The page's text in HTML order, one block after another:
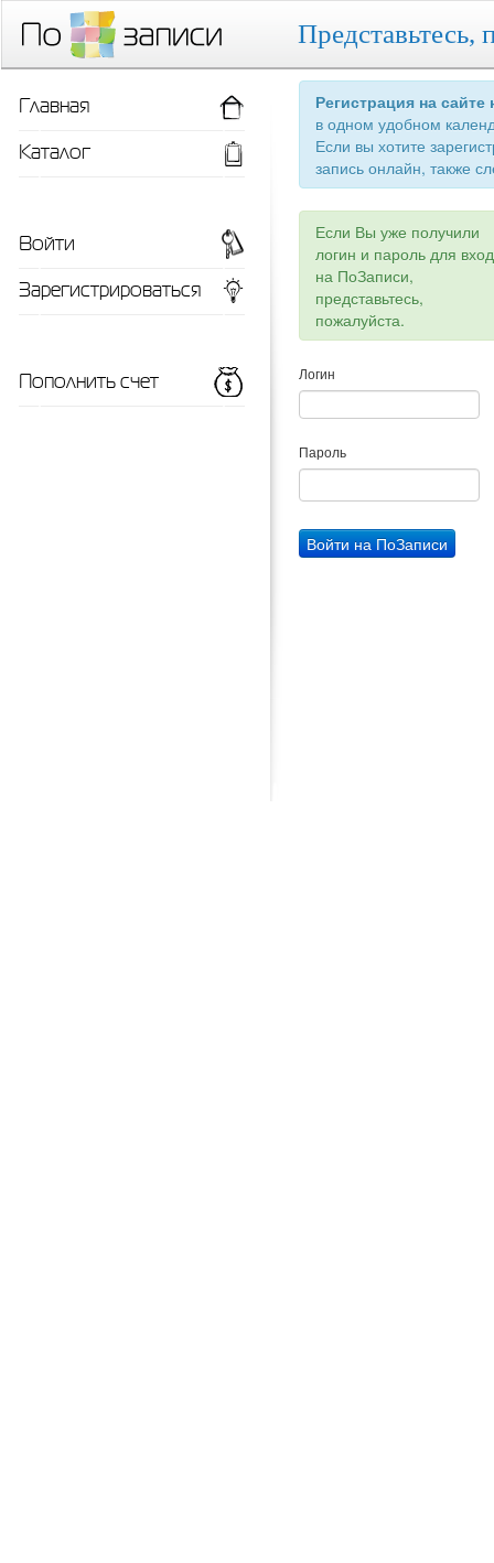
Представьтесь,
Регистрация на
в одном удобном
Если вы хотите
запись онлайн, также
Если Вы уже получили
логин и пароль для
на ПоЗаписи,
представьтесь,
пожалуйста.
Логин
Пароль
Главная
Каталог
Войти
Зарегистрироваться
Пополнить счет